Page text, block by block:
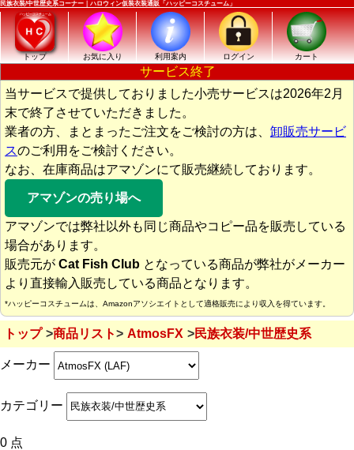
民族衣装/中世歴史系コーナー｜ハロウィン仮装衣装通販「ハッピーコスチューム」
トップ お気に入り 利用案内 ログイン カート
サービス終了
当サービスで提供しておりました小売サービスは2026年2月
末で終了させていただきました。
業者の方、まとまったご注文をご検討の方は、 卸販売サービ
スのご利用をご検討ください。
なお、在庫商品はアマゾンにて販売継続しております。
アマゾンの売り場へ
アマゾンでは弊社以外も同じ商品やコピー品を販売している
場合があります。
販売元が Cat Fish Club となっている商品が弊社がメーカー
より直接輸入販売している商品となります。
*ハッピーコスチュームは、Amazonアソシエイトとして適格販売により収入を得ています。
トップ 商品リスト AtmosFX 民族衣装/中世歴史系
メーカー
カテゴリー
0 点